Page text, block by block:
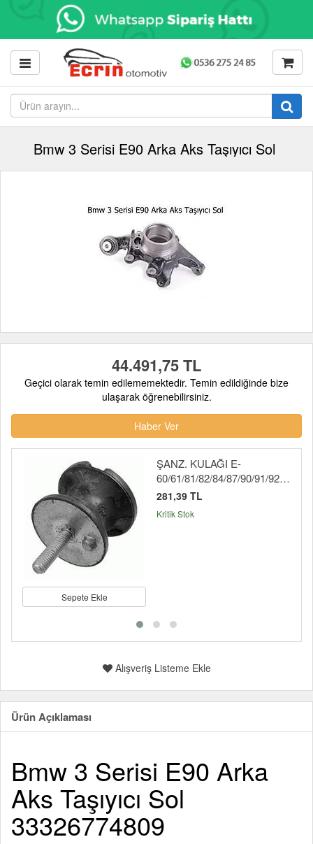
Bmw 3 Serisi E90 Arka Aks Taşıyıcı Sol
44.491,75 TL
Geçici olarak temin edilememektedir. Temin edildiğinde bize
ulaşarak öğrenebilirsiniz.
Haber Ver
Sepete Ekle
ŞANZ. KULAĞI E-
60/61/81/82/84/87/90/91/92/93
281,39 TL
Kritik Stok
Alışveriş Listeme Ekle
Ürün Açıklaması
Bmw 3 Serisi E90 Arka
Aks Taşıyıcı Sol
33326774809